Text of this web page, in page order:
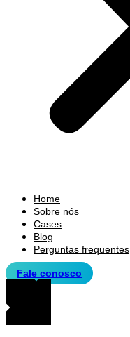
Home
Sobre nós
Cases
Blog
Perguntas frequentes
Fale conosco